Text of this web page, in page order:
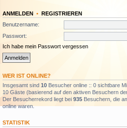
ANMELDEN • REGISTRIEREN
Benutzername:
Passwort:
Ich habe mein Passwort vergessen
WER IST ONLINE?
Insgesamt sind 10 Besucher online :: 0 sichtbare
10 Gäste (basierend auf den aktiven Besuchern
Der Besucherrekord liegt bei 935 Besuchern, die
online waren.
STATISTIK